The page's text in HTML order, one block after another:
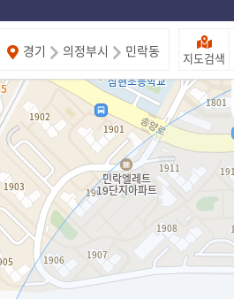
경기 의정부시 민락동 지도검색